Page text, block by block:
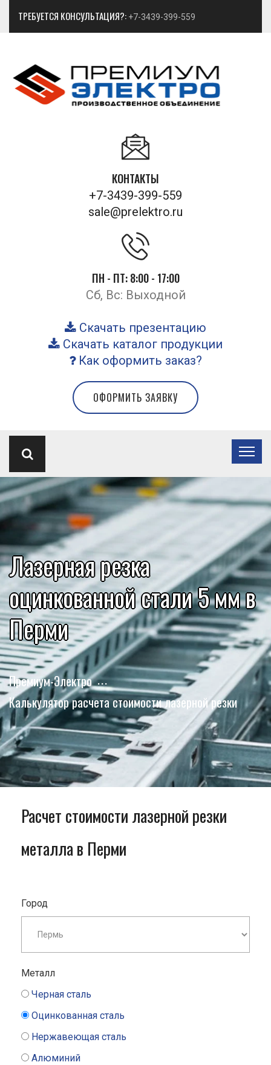
ТРЕБУЕТСЯ КОНСУЛЬТАЦИЯ?: +7-3439-399-559
КОНТАКТЫ
+7-3439-399-559
sale@prelektro.ru
ПН - ПТ: 8:00 - 17:00
Сб, Вс: Выходной
Скачать презентацию
Скачать каталог продукции
Как оформить заказ?
ОФОРМИТЬ ЗАЯВКУ
Лазерная резка
оцинкованной стали 5 мм в
Перми
Премиум-Электро
Калькулятор расчета стоимости лазерной резки
Расчет стоимости лазерной резки
металла в Перми
Город
Металл
Черная сталь
Оцинкованная сталь
Нержавеющая сталь
Алюминий